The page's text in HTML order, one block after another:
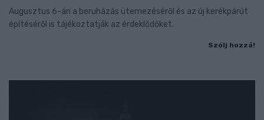
Augusztus 6-án a beruházás ütemezéséről és az új kerékpárút
építéséről is tájékoztatják az érdeklődőket.
Szólj hozzá!